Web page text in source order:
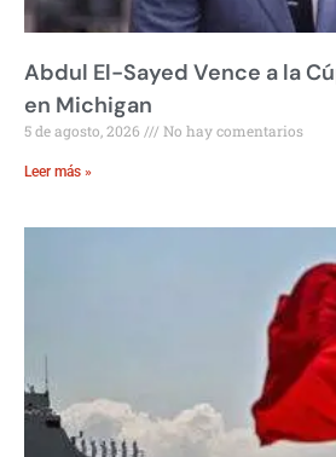
Abdul El-Sayed Vence a la
en Michigan
5 de agosto, 2026 No hay comentarios
Leer más »